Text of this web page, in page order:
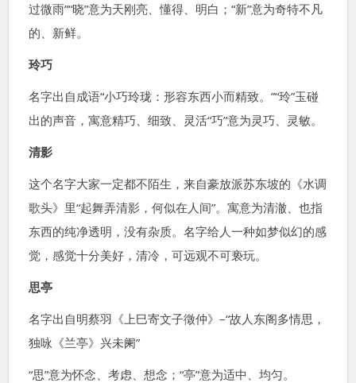
过微雨”“晓”意为天刚亮、懂得、明白；“新”意为奇特不凡
的、新鲜。
玲巧
名字出自成语“小巧玲珑：形容东西小而精致。”“玲”玉碰
出的声音，寓意精巧、细致、灵活“巧”意为灵巧、灵敏。
清影
这个名字大家一定都不陌生，来自豪放派苏东坡的《水调
歌头》里“起舞弄清影，何似在人间”。寓意为清澈、也指
东西的纯净透明，没有杂质。名字给人一种如梦似幻的感
觉，感觉十分美好，清冷，可远观不可亵玩。
思亭
名字出自明蔡羽《上巳寄文子徵仲》–“故人东阁多情思，
独咏《兰亭》兴未阑”
“思”意为怀念、考虑、想念；“亭”意为适中、均匀。